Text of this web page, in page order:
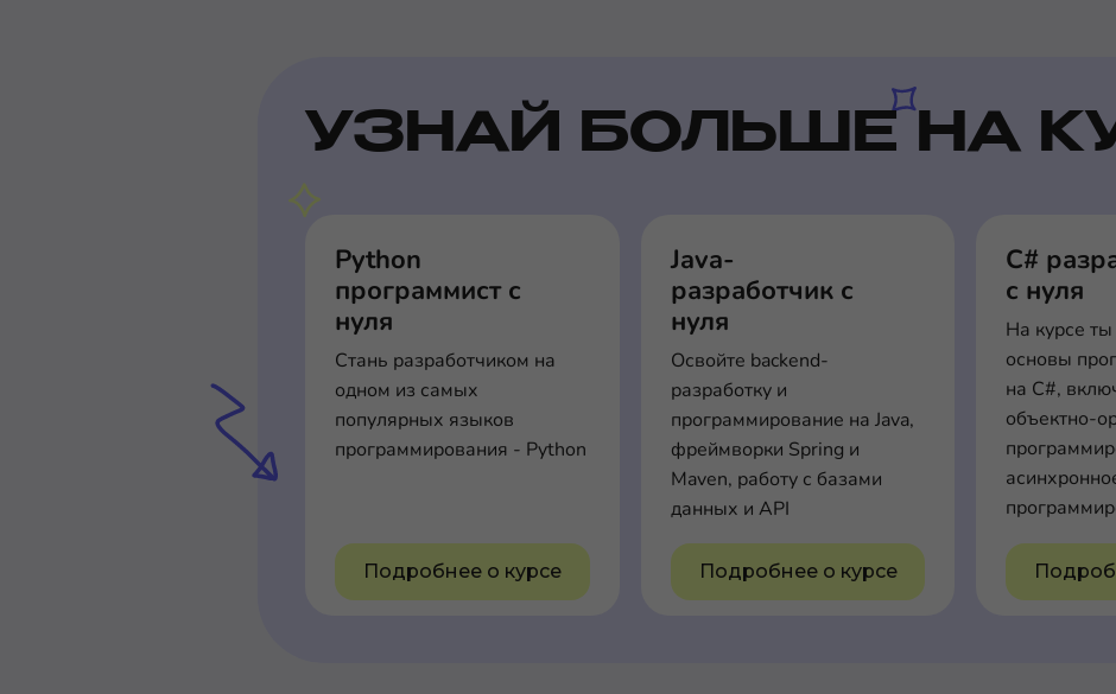
УЗНАЙ БОЛЬШЕ НА
Python
программист с
нуля
Стань разработчиком на
одном из самых
популярных языков
программирования - Python
Подробнее о курсе
Java-
разработчик с
нуля
Освойте backend-
разработку и
программирование на Java,
фреймворки Spring и
Maven, работу с базами
данных и API
Подробнее о курсе
C#
с нуля
На курсе
основы
на C#,
объектно-